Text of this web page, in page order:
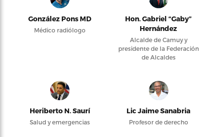
González Pons MD
Médico radiólogo
Hon. Gabriel “Gaby”
Hernández
Alcalde de Camuy y
presidente de la Federación
de Alcaldes
Heriberto N. Saurí
Salud y emergencias
Lic Jaime Sanabria
Profesor de derecho